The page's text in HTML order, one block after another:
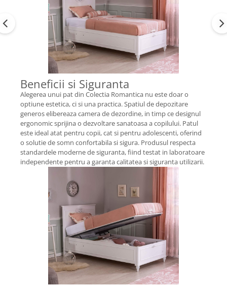
Beneficii si Siguranta
Alegerea unui pat din Colectia Romantica nu este doar o
optiune estetica, ci si una practica. Spatiul de depozitare
generos elibereaza camera de dezordine, in timp ce designul
ergonomic sprijina o dezvoltare sanatoasa a copilului. Patul
este ideal atat pentru copii, cat si pentru adolescenti, oferind
o solutie de somn confortabila si sigura. Produsul respecta
standardele moderne de siguranta, fiind testat in laboratoare
independente pentru a garanta calitatea si siguranta utilizarii.